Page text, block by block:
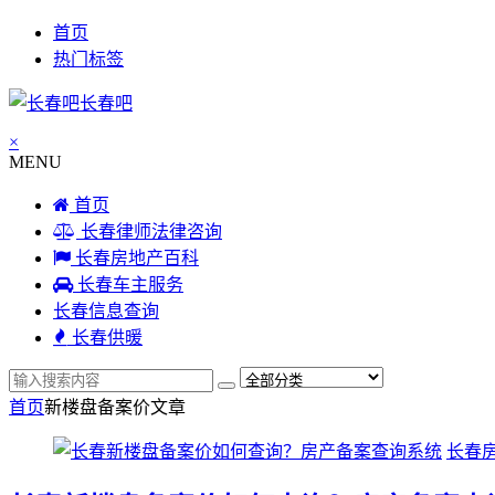
首页
热门标签
长春吧
×
MENU
首页
长春律师法律咨询
长春房地产百科
长春车主服务
长春信息查询
长春供暖
首页新楼盘备案价文章
长春